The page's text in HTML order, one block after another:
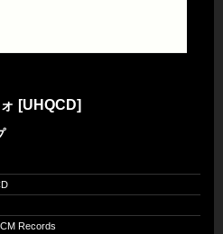
[UHQCD]
Records